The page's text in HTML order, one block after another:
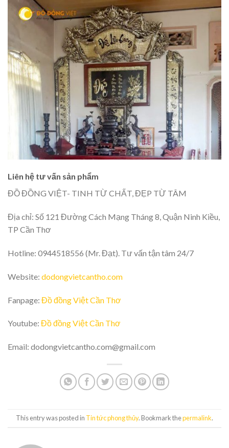
Liên hệ tư vấn sản phẩm
ĐỒ ĐỒNG VIỆT- TINH TỪ CHẤT, ĐẸP TỪ TÂM
Địa chỉ: Số 121 Đường Cách Mạng Tháng 8, Quận Ninh Kiều,
TP Cần Thơ
Hotline: 0944518556 (Mr. Đạt). Tư vấn tận tâm 24/7
Website: dodongvietcantho.com
Fanpage: Đồ đồng Việt Cần Thơ
Youtube: Đồ đồng Việt Cần Thơ
Email: dodongvietcantho.com@gmail.com
This entry was posted in Tin tức phong thủy. Bookmark thepermalink.